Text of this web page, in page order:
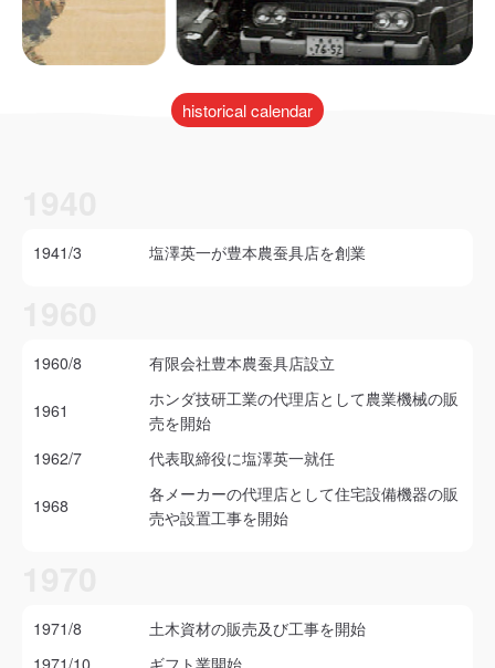
historical calendar
1941/3 塩澤英一が豊本農蚕具店を創業
1960/8 有限会社豊本農蚕具店設立
1961
ホンダ技研工業の代理店として農業機械の販
売を開始
1962/7
代表取締役に塩澤英一就任
1968
各メーカーの代理店として住宅設備機器の販
売や設置工事を開始
1971/8
土木資材の販売及び工事を開始